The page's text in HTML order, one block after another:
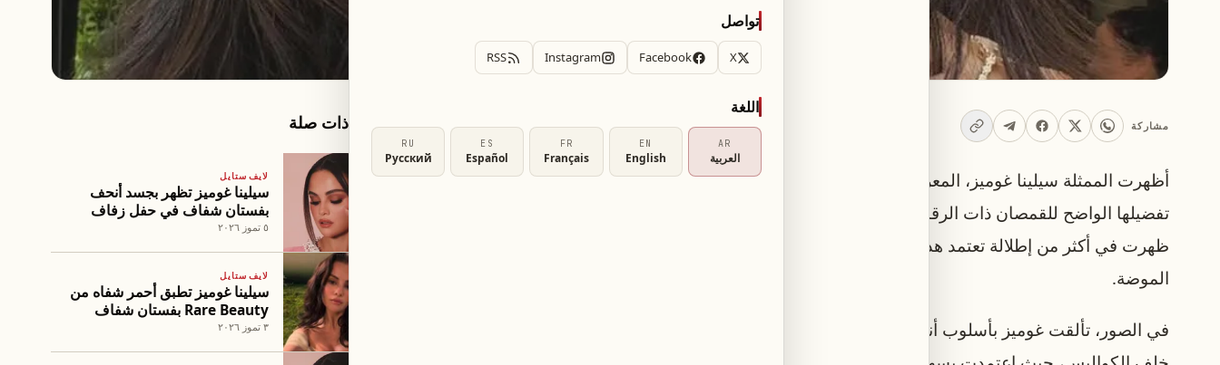
مشاركة
أظهرت الممثلة سيلينا غوميز، المعروفة بدورها في مسلسل "Only Murders In The Building"،
تفضيلها الواضح للقمصان ذات الرقبة المنخفضة من خلال مجموعة من الصور التي شاركتها مؤخرًا، حيث
ظهرت في أكثر من إطلالة تعتمد هذا التصميم، مما يؤكد أن هذا النمط لا يزال من توقيعاتها المفضلة في
الموضة.
في الصور، تألقت غوميز بأسلوب أنيق سواء في جلسات تصوير ذات طابع فاخر أو في أوقات غير رسمية
مقالات ذات صلة
لايف ستايل
سيلينا غوميز تظهر بجسد أنحف
بفستان شفاف في حفل زفاف
تايلور سويفت
٥ تموز ٢٠٢٦
لايف ستايل
سيلينا غوميز تطبق أحمر شفاه من
Rare Beauty بفستان شفاف
بالكامل
٣ تموز ٢٠٢٦
تواصل
X
Facebook
Instagram
RSS
اللغة
AR
العربية
EN
English
FR
Français
ES
Español
RU
Русский